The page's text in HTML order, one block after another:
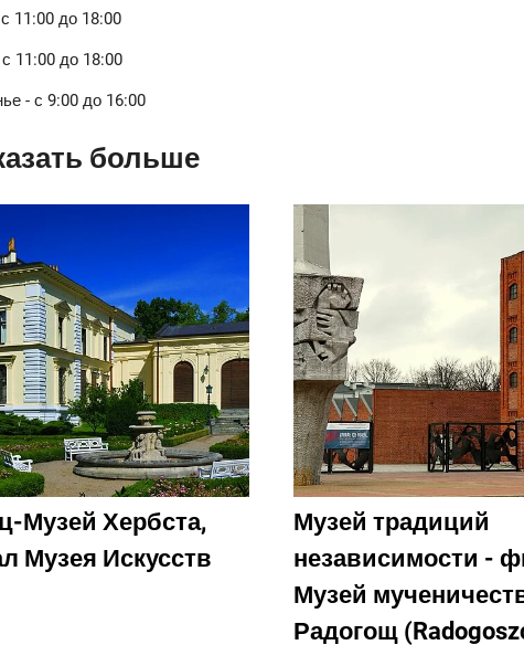
11:00 до 18:00
11:00 до 18:00
- с 9:00 до 16:00
больше
Музей Хербста,
Музея Искусств
Музей традиций
независимости -
Музей
Радогощ